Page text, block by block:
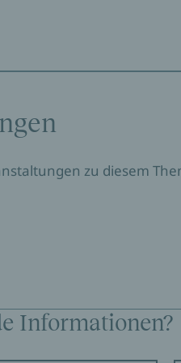
zu diesem
Informationen?